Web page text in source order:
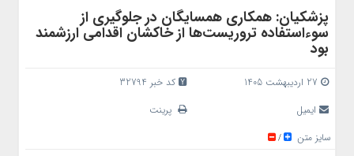
پزشکیان: همکاری همسایگان در جلوگیری از
سوءاستفاده تروریست‌ها از خاکشان اقدامی ارزشمند
بود
27 اردیبهشت 1405
کد خبر 32794
ایمیل
پرینت
سایز متن
/